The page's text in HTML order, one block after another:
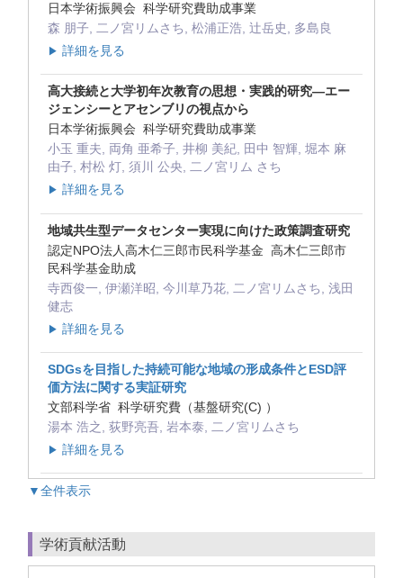
日本学術振興会 科学研究費助成事業
森 朋子, 二ノ宮リムさち, 松浦正浩, 辻岳史, 多島良
▶ 詳細を見る
高大接続と大学初年次教育の思想・実践的研究―エー
ジェンシーとアセンブリの視点から
日本学術振興会 科学研究費助成事業
小玉 重夫, 両角 亜希子, 井柳 美紀, 田中 智輝, 堀本 麻
由子, 村松 灯, 須川 公央, 二ノ宮リム さち
▶ 詳細を見る
地域共生型データセンター実現に向けた政策調査研究
認定NPO法人高木仁三郎市民科学基金 高木仁三郎市
民科学基金助成
寺西俊一, 伊瀬洋昭, 今川草乃花, 二ノ宮リムさち, 浅田
健志
▶ 詳細を見る
SDGsを目指した持続可能な地域の形成条件とESD評
価方法に関する実証研究
文部科学省 科学研究費（基盤研究(C) ）
湯本 浩之, 荻野亮吾, 岩本泰, 二ノ宮リムさち
▶ 詳細を見る
▼全件表示
学術貢献活動